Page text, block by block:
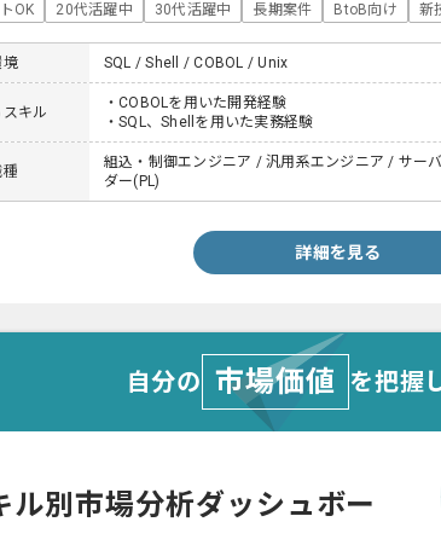
OK 20代活躍中 30代活躍中 長期案件 BtoB向け 新
境 SQL / Shell / COBOL / Unix
キル
・COBOLを用いた開発経験
・SQL、Shellを用いた実務経験
組込・制御エンジニア / 汎用系エンジニア / サー
ダー(PL)
詳細を見る
自分の 市場価値 を把握
ル別市場分析ダッシュボー